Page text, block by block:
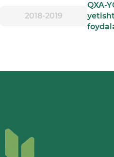
2018-2019
QXA-